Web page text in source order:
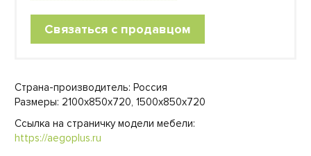
Связаться с продавцом
Страна-производитель: Россия
Размеры: 2100х850х720, 1500х850х720
Ссылка на страничку модели мебели:
https://aegoplus.ru